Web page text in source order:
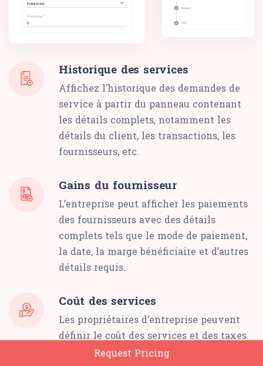
Historique des services
Affichez l’historique des demandes de
service à partir du panneau contenant
les détails complets, notamment les
détails du client, les transactions, les
fournisseurs, etc.
Gains du fournisseur
L’entreprise peut afficher les paiements
des fournisseurs avec des détails
complets tels que le mode de paiement,
la date, la marge bénéficiaire et d’autres
détails requis.
Coût des services
Les propriétaires d’entreprise peuvent
définir le coût des services et des taxes
s’ils sont appliqués à partir du panneau,
Request Pricing